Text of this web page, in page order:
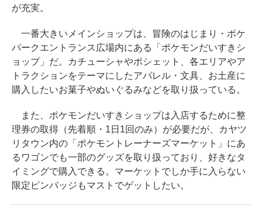
が充実。
一番大きいメインショップは、冒険のはじまり・ポケ
パークエントランス広場内にある「ポケモンだいすきシ
ョップ」だ。カチューシャやポシェット、各エリアやア
トラクションをテーマにしたアパレル・文具、お土産に
購入したいお菓子やぬいぐるみなどを取り扱っている。
また、ポケモンだいすきショップは入店するために整
理券の取得（先着順・1日1回のみ）が必要だが、カヤツ
リタウン内の「ポケモントレーナーズマーケット」にあ
るワゴンでも一部のグッズを取り扱っており、好きなタ
イミングで購入できる。マーケットでしか手に入らない
限定ピンバッジもマストでゲットしたい。